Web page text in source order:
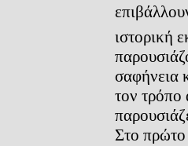
ιστορική
σαφήνεια
τον τρόπο
Στο πρώτο